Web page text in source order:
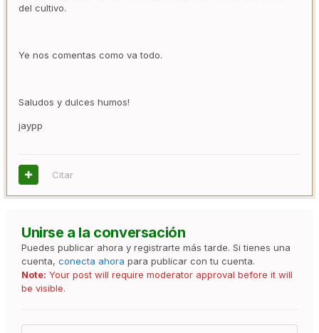
del cultivo.
Ye nos comentas como va todo.
Saludos y dulces humos!
jaypp
Citar
Unirse a la conversación
Puedes publicar ahora y registrarte más tarde. Si tienes una
cuenta, conecta ahora para publicar con tu cuenta.
Note: Your post will require moderator approval before it will
be visible.